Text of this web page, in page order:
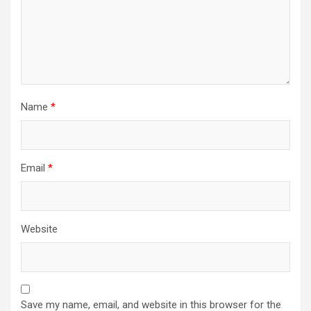
Name *
Email *
Website
Save my name, email, and website in this browser for the